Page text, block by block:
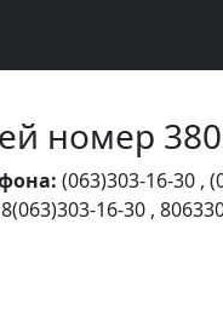
номер
(063)303-16-30 ,
8(063)303-16-30 ,